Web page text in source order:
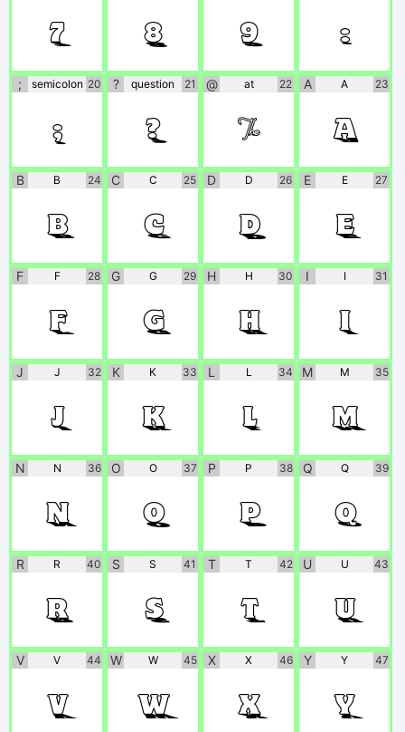
7 8 9 :
; semicolon 20
;
? question 21
?
@ at 22
@
A A 23
A
B B 24
B
C C 25
C
D D 26
D
E E 27
E
F F 28
F
G G 29
G
H H 30
H
I I 31
I
J J 32
J
K K 33
K
L L 34
L
M M 35
M
N N 36
N
O O 37
O
P P 38
P
Q Q 39
Q
R R 40
R
S S 41
S
T T 42
T
U U 43
U
V V 44
V
W W 45
W
X X 46
X
Y Y 47
Y